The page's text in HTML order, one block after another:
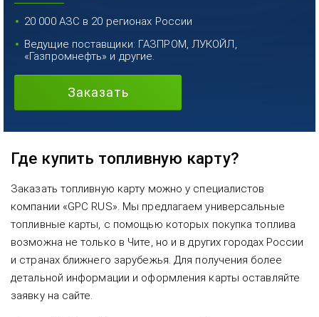
20 000 АЗС в 20 регионах России
Ведущие поставщики: ГАЗПРОМ, ЛУКОЙЛ,
«Газпромнефть» и другие.
Заказать
Где купить топливную карту?
Заказать топливную карту можно у специалистов
компании «GPC RUS». Мы предлагаем универсальные
топливные карты, с помощью которых покупка топлива
возможна не только в Чите, но и в других городах России
и странах ближнего зарубежья. Для получения более
детальной информации и оформления карты оставляйте
заявку на сайте.